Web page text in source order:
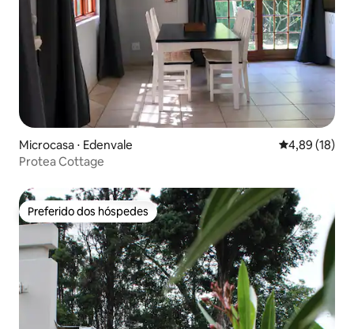
Microcasa ⋅ Edenvale 4,89 de uma
4,89 (18)
Protea Cottage
Preferido dos hóspedes
Preferido dos hóspedes